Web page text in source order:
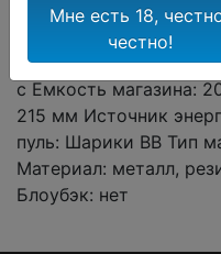
Калибр, мм: 4.5
с Емкость магазина:
215 мм Источник
пуль: Шарики ВВ Тип
Материал: металл,
Блоубэк: нет
Мне есть 18,
честно!